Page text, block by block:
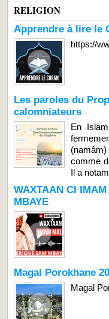
RELIGION
Apprendre à lire le
https://
Les paroles du
calomniateurs
En
comme
Il a
WAXTAAN CI
MBAYE
Magal Porokhane
Magal